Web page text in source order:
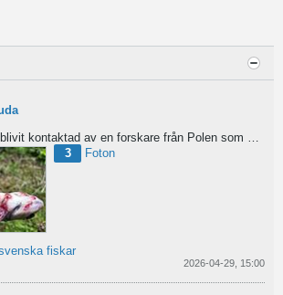
kontaktad av en forskare från Polen som är på jakt efter material av...
3
Foton
fiskar
2026-04-29, 15:00